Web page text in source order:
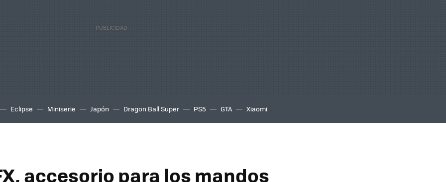
Eclipse Miniserie Japón Dragon Ball Super PS5 GTA Xiaomi
accesorio para los mandos